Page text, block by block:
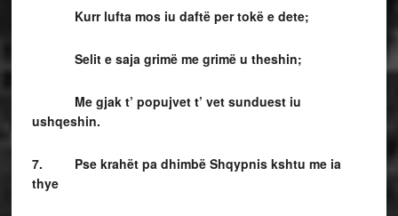
Kurr lufta mos iu daftë per tokë e dete;
Selit e saja grimë me grimë u theshin;
Me gjak t’ popujvet t’ vet sunduest iu
ushqeshin.
7. Pse krahët pa dhimbë Shqypnis kshtu me ia
thye